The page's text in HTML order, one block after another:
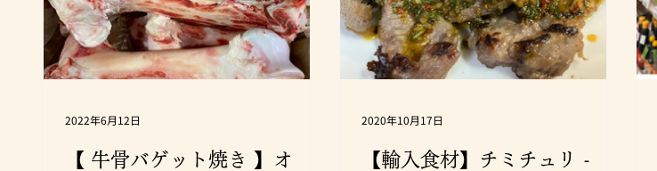
【 牛骨バゲット焼き 】オ
2022年6月12日
【輸入食材】チミチュリ -
2020年10月17日